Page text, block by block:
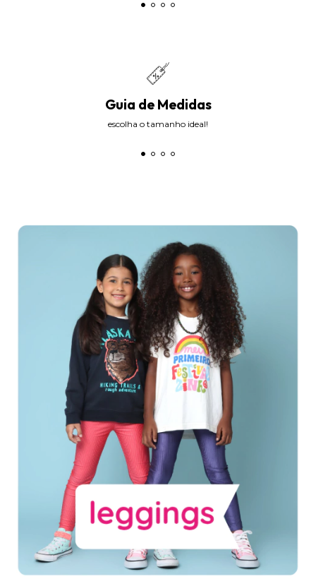
Guia de Medidas
escolha o tamanho ideal!